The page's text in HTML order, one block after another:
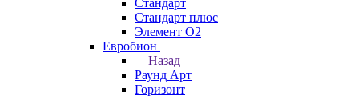
Стандарт
Стандарт плюс
Элемент О2
Евробион
Назад
Раунд Арт
Горизонт